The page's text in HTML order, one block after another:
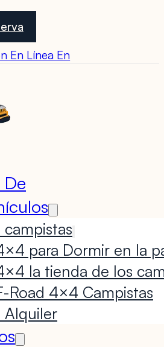
En Línea En
para Dormir en la
la tienda de los
Road 4×4 Campistas